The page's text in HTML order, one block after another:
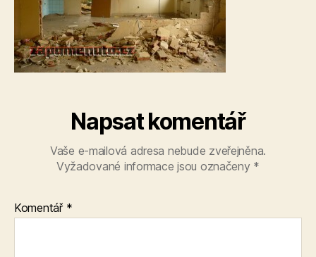
Napsat komentář
Vaše e-mailová adresa nebude zveřejněna.
Vyžadované informace jsou označeny *
Komentář *